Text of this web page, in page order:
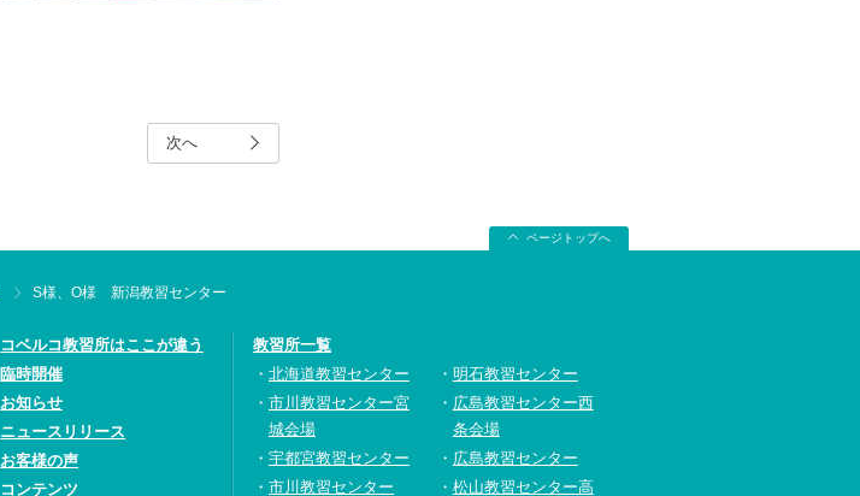
次へ
ページトップへ
S様、O様 新潟教習センター
コベルコ教習所はここが違う
臨時開催
お知らせ
ニュースリリース
お客様の声
コンテンツ
教習所一覧
北海道教習センター
市川教習センター宮
城会場
宇都宮教習センター
市川教習センター
明石教習センター
広島教習センター西
条会場
広島教習センター
松山教習センター高